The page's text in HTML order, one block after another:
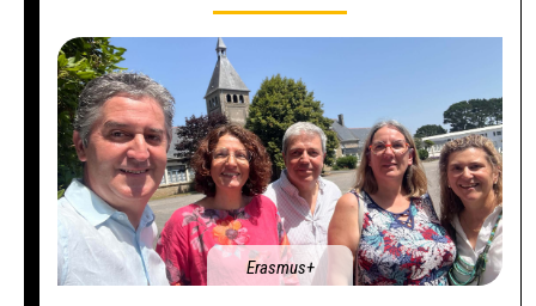
Erasmus+